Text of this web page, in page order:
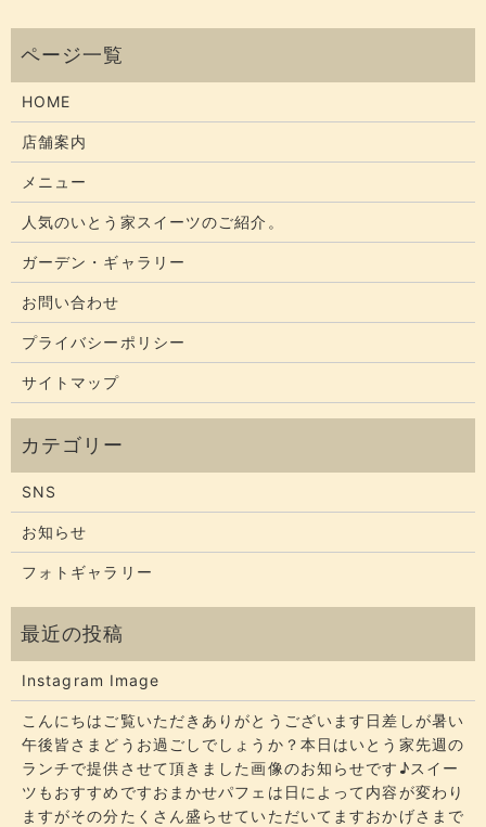
HOME
店舗案内
メニュー
人気のいとう家スイーツのご紹介。
ガーデン・ギャラリー
お問い合わせ
プライバシーポリシー
サイトマップ
SNS
お知らせ
フォトギャラリー
Instagram Image
こんにちはご覧いただきありがとうございます​​​日差しが暑い
午後皆さまどうお過ごしでしょうか？​​​本日はいとう家先週の
ランチで提供させて頂きました画像のお知らせです♪スイー
ツもおすすめですおまかせパフェは日によって内容が変わり
ますがその分たくさん盛らせていただいてます​​​おかげさまで